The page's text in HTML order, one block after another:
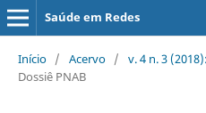
Saúde em Redes
Início / Acervo / v. 4 n. 3
Dossiê PNAB